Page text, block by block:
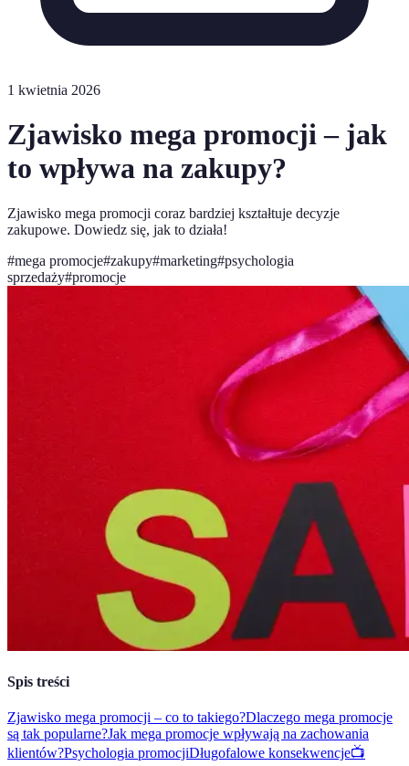
1 kwietnia 2026
Zjawisko mega promocji – jak
to wpływa na zakupy?
Zjawisko mega promocji coraz bardziej kształtuje decyzje
zakupowe. Dowiedz się, jak to działa!
#mega promocje#zakupy#marketing#psychologia
sprzedaży#promocje
Spis treści
Zjawisko mega promocji – co to takiego?Dlaczego mega promocje
są tak popularne?Jak mega promocje wpływają na zachowania
klientów?Psychologia promocjiDługofalowe konsekwencje📺